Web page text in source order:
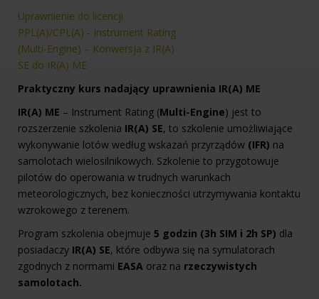
Uprawnienie do licencji
PPL(A)/CPL(A) - Instrument Rating
(Multi-Engine) – Konwersja z IR(A)
SE do IR(A) ME
Praktyczny kurs nadający uprawnienia IR(A) ME
IR(A) ME – Instrument Rating (Multi-Engine) jest to
rozszerzenie szkolenia IR(A) SE, to szkolenie umożliwiające
wykonywanie lotów według wskazań przyrządów (IFR) na
samolotach wielosilnikowych. Szkolenie to przygotowuje
pilotów do operowania w trudnych warunkach
meteorologicznych, bez konieczności utrzymywania kontaktu
wzrokowego z terenem.
Program szkolenia obejmuje 5 godzin (3h SIM i 2h SP) dla
posiadaczy IR(A) SE, które odbywa się na symulatorach
zgodnych z normami EASA oraz na rzeczywistych
samolotach.